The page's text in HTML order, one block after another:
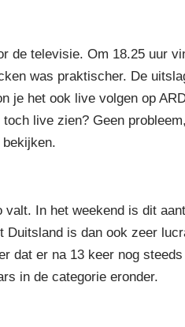
de televisie. Om 18.25 uur
was praktischer. De
je het ook live volgen op
live zien? Geen
valt. In het weekend is dit
Duitsland is dan ook zeer
dat er na 13 keer nog steeds
in de categorie eronder.